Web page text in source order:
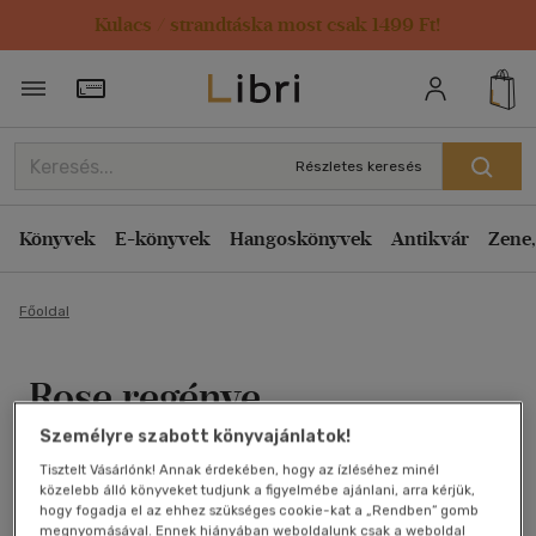
Kulacs / strandtáska most csak 1499 Ft!
Törzsvásárlói Kártya adatai
Részletes keresés
Könyvek E-könyvek Hangoskönyvek Antikvár
Főoldal
Rose regénye
Fábián Janka
Antikvár könyv (4db)
Személyre szabott könyvajánlatok!
Tisztelt Vásárlónk! Annak érdekében, hogy az ízléséhez minél
közelebb álló könyveket tudjunk a figyelmébe ajánlani, arra kérjük,
hogy fogadja el az ehhez szükséges cookie-kat a „Rendben” gomb
megnyomásával. Ennek hiányában weboldalunk csak a weboldal